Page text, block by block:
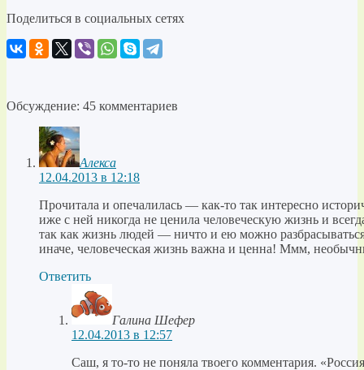
Поделиться в социальных сетях
Обсуждение: 45 комментариев
Алекса
12.04.2013 в 12:18
Прочитала и опечалилась — как-то так интересно
иже с ней никогда не ценила человеческую жизнь и
так как жизнь людей — ничто и ею можно
иначе, человеческая жизнь важна и ценна! Ммм,
Ответить
Галина Шефер
12.04.2013 в 12:57
Саш, я то-то не поняла твоего комментария.